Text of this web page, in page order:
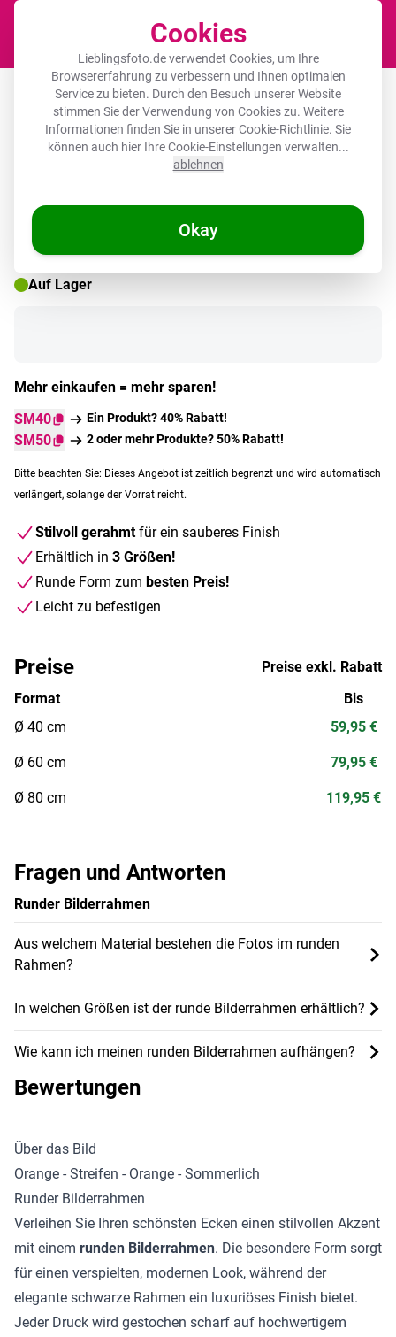
Cookies
Lieblingsfoto.de verwendet Cookies, um Ihre
Browsererfahrung zu verbessern und Ihnen optimalen
Service zu bieten. Durch den Besuch unserer Website
stimmen Sie der Verwendung von Cookies zu. Weitere
Informationen finden Sie in unsererCookie-Richtlinie. Sie
können auch hier Ihre Cookie-Einstellungen verwalten...
ablehnen
Okay
Fotorahmen rund ohne Passepartout -
Orange - Streifen - Orange -
Sommerlich
Auf Lager
Mehr einkaufen = mehr sparen!
SM40
Ein Produkt? 40% Rabatt!
SM50 2 oder mehr Produkte? 50% Rabatt!
Bitte beachten Sie: Dieses Angebot ist zeitlich begrenzt und wird automatisch
verlängert, solange der Vorrat reicht.
Stilvoll gerahmtfür ein sauberes Finish
Erhältlich in 3 Größen!
Runde Form zum besten Preis!
Leicht zu befestigen
Fragen und Antworten
Runder Bilderrahmen
Aus welchem Material bestehen die Fotos im runden
Rahmen?
In welchen Größen ist der runde Bilderrahmen erhältlich?
Wie kann ich meinen runden Bilderrahmen aufhängen?
Preise
Preise exkl. Rabatt
Format
Ø 40 cm
Ø 60 cm
Ø 80 cm
Bis
59,95 €
79,95 €
119,95 €
Bewertungen
Über das Bild
Orange - Streifen - Orange - Sommerlich
Runder Bilderrahmen
Verleihen Sie Ihren schönsten Ecken einen stilvollen Akzent
mit einem runden Bilderrahmen. Die besondere Form sorgt
für einen verspielten, modernen Look, während der
elegante schwarze Rahmen ein luxuriöses Finish bietet.
Jeder Druck wird gestochen scharf auf hochwertigem